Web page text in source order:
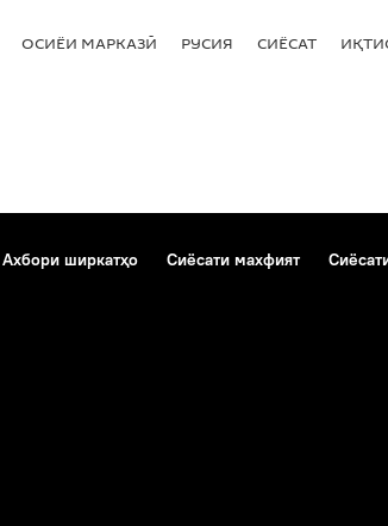
ОСИЁИ МАРКАЗӢ РУСИЯ СИЁСАТ
Ахбори ширкатҳо Сиёсати махфият